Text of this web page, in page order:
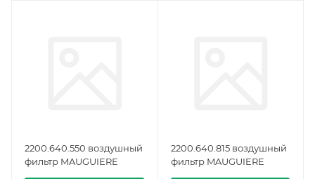
2200.640.550 воздушный
фильтр MAUGUIERE
2200.640.815 воздушный
фильтр MAUGUIERE